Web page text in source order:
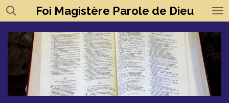
Passer
au
contenu
principal
Foi Magistère Parole de Dieu